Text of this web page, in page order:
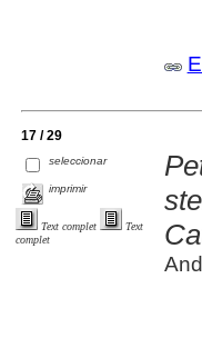
17 / 29
seleccionar
imprimir
Text complet
Text
complet